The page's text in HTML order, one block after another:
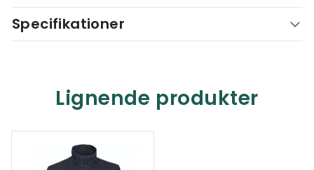
Specifikationer
Lignende produkter